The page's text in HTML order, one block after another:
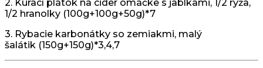
2. Kurací plátok na cider omáčke s jablkami, 1/2 ryža,
1/2 hranolky (100g+100g+50g)*7
3. Rybacie karbonátky so zemiakmi, malý
šalátik (150g+150g)*3,4,7